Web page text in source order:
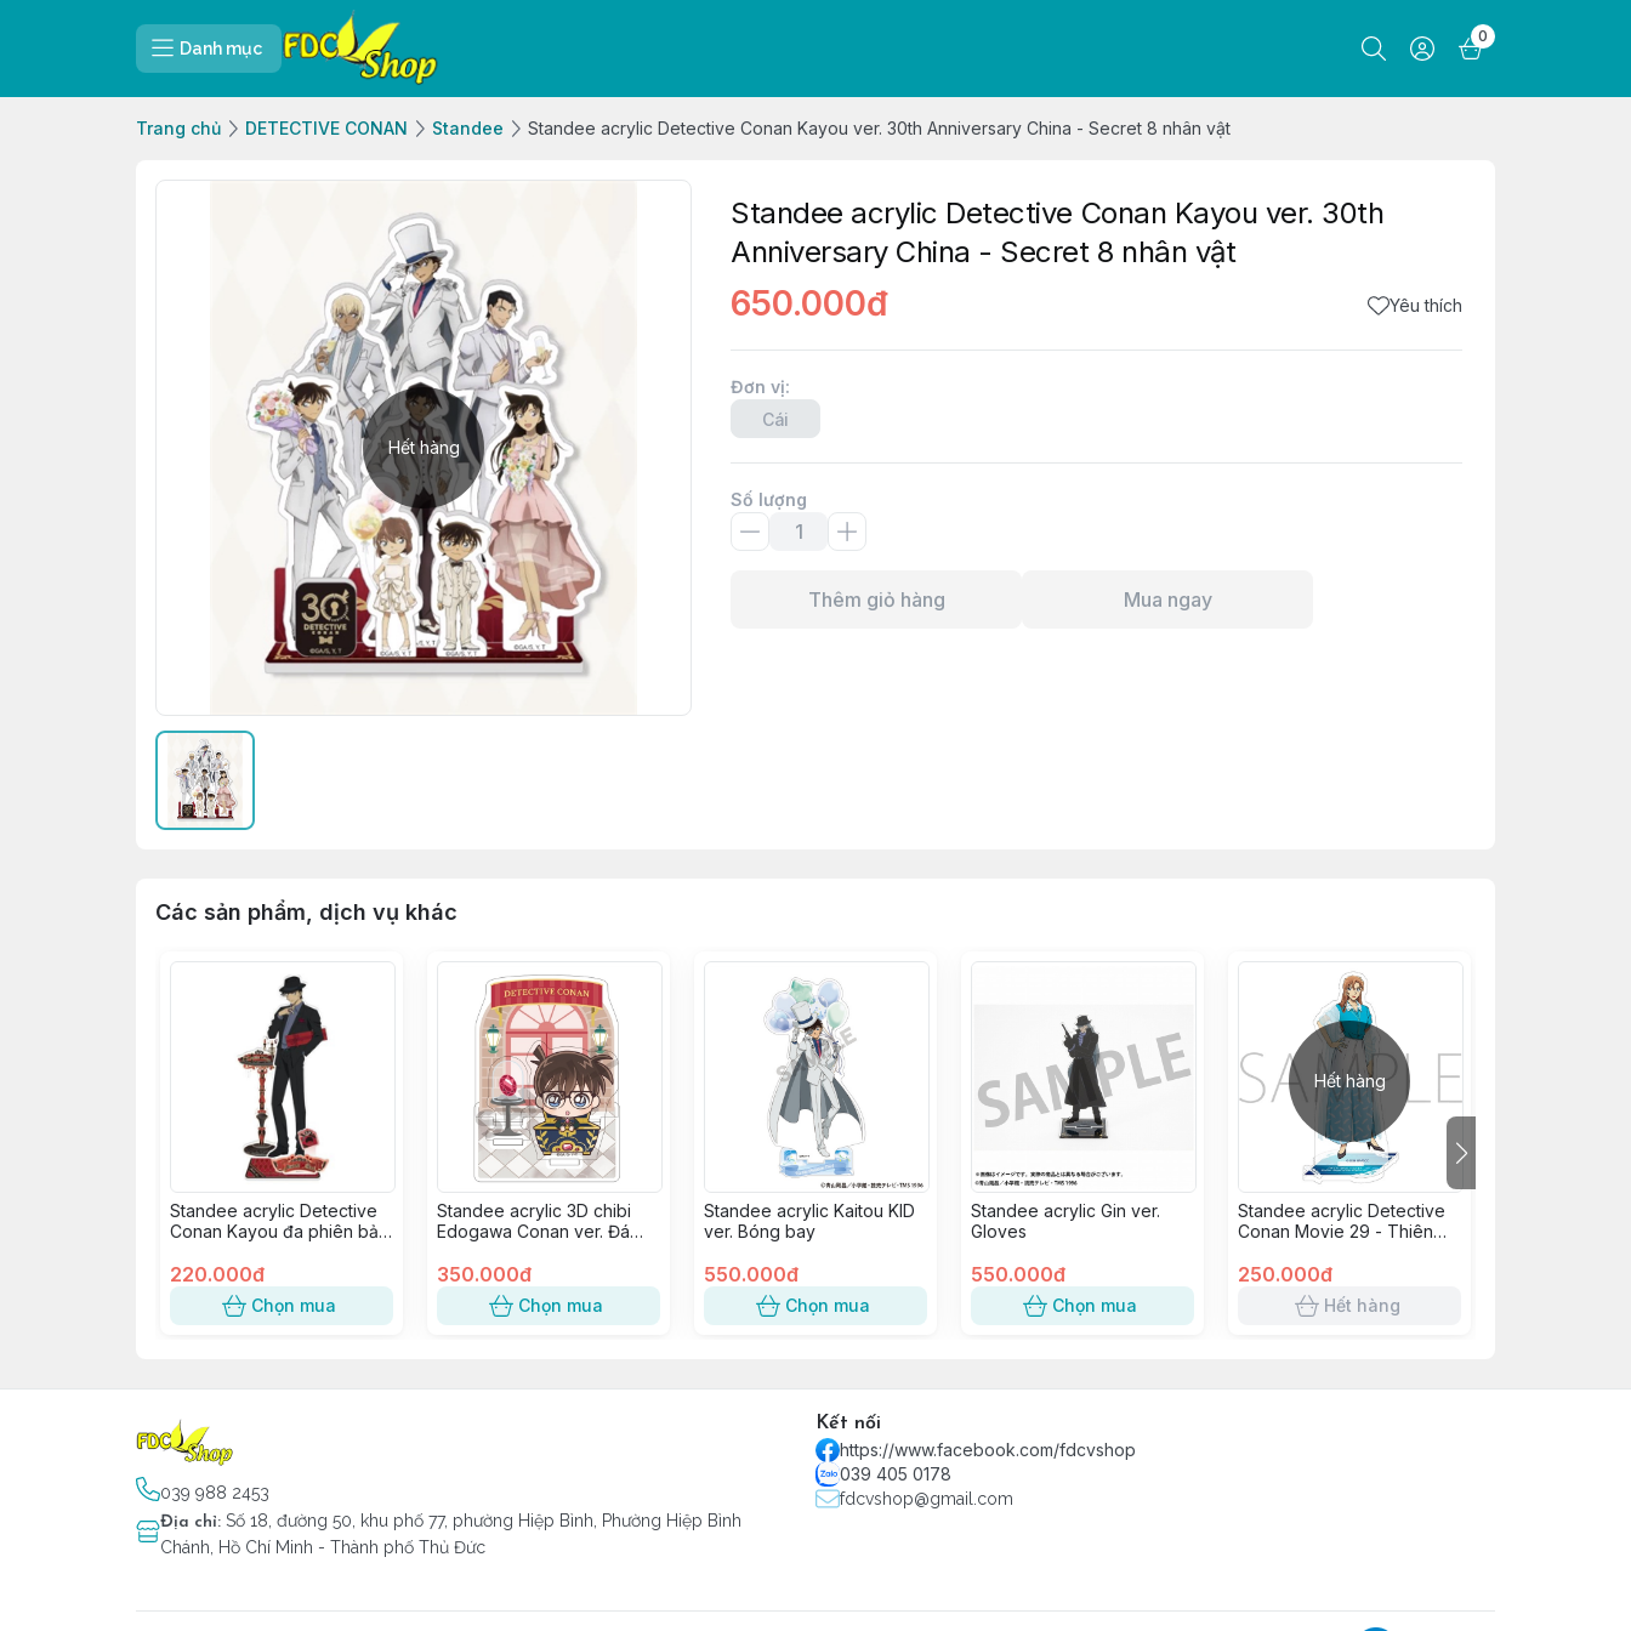
Danh mục
0
Trang chủ DETECTIVE CONAN Standee Standee acrylic Detective Conan Kayou ver. 30th Anniversary China - Secret 8 nhân vật
Hết hàng
Standee acrylic Detective Conan Kayou ver. 30th
Anniversary China - Secret 8 nhân vật
650.000đ Yêu thích
Đơn vị:
Cái
Số lượng
Thêm giỏ hàng Mua ngay
Các sản phẩm, dịch vụ khác
Standee acrylic Detective
Conan Kayou đa phiên bản
220.000đ
Chọn mua
Standee acrylic 3D chibi
Edogawa Conan ver. Đá
350.000đ
Chọn mua
Standee acrylic Kaitou KID
ver. Bóng bay
550.000đ
Chọn mua
Standee acrylic Gin ver.
Gloves
550.000đ
Chọn mua
Hết hàng
Standee acrylic Detective
Conan Movie 29 - Thiên
Hagiwara Chihaya
250.000đ
Hết hàng
039 988 2453
Địa chỉ: Số 18, đường 50, khu phố 77, phường Hiệp Bình, Phường Hiệp Bình
Chánh, Hồ Chí Minh - Thành phố Thủ Đức
Kết nối
https://www.facebook.com/fdcvshop
039 405 0178
fdcvshop@gmail.com